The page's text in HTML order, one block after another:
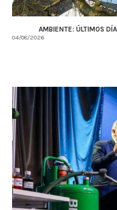
AMBIENTE: ÚLTIMOS
04/08/2026